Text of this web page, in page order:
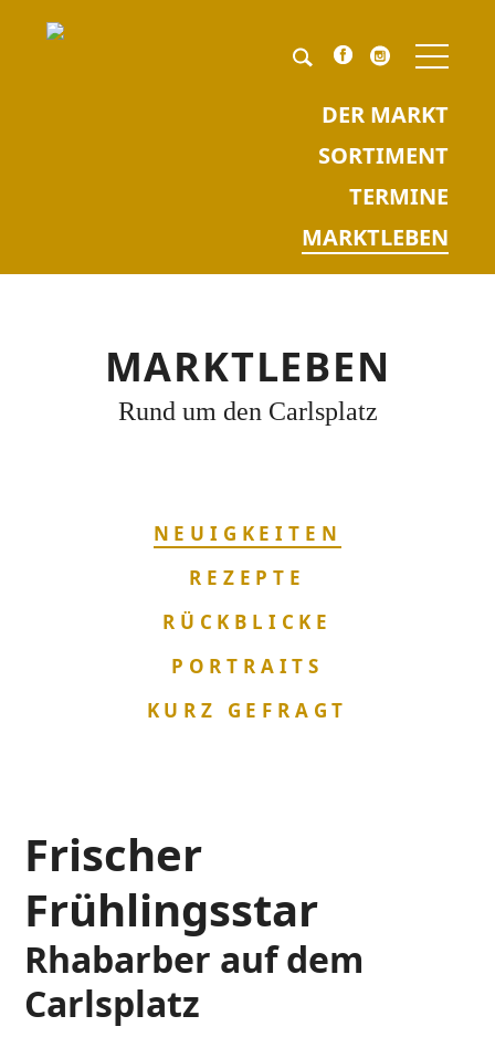
DER MARKT
SORTIMENT
TERMINE
MARKTLEBEN
Pflichtfeld
Keyword *
MARKTLEBEN
Rund um den Carlsplatz
NAVIGATION
ÜBERSPRINGEN
NEUIGKEITEN
REZEPTE
RÜCKBLICKE
PORTRAITS
KURZ GEFRAGT
Frischer
Frühlingsstar
Rhabarber auf dem
Carlsplatz